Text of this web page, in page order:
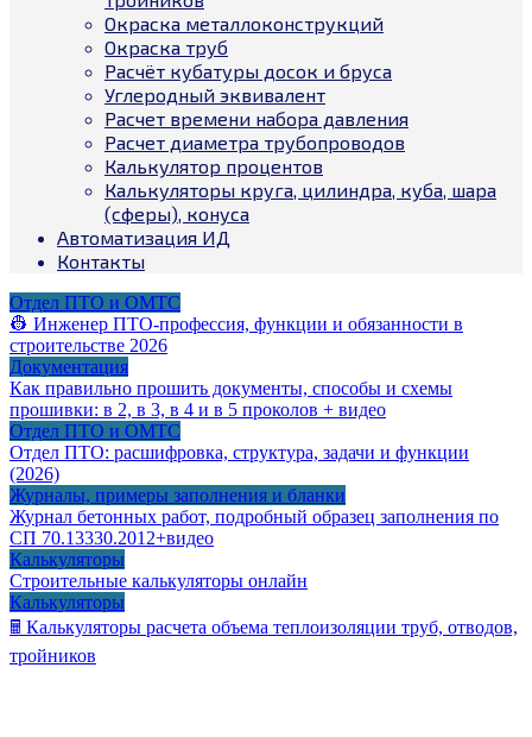
Окраска металлоконструкций
Окраска труб
Расчёт кубатуры досок и бруса
Углеродный эквивалент
Расчет времени набора давления
Расчет диаметра трубопроводов
Калькулятор процентов
Калькуляторы круга, цилиндра, куба, шара
(сферы), конуса
Автоматизация ИД
Контакты
Отдел ПТО и ОМТС
👷 Инженер ПТО-профессия, функции и обязанности в
строительстве 2026
Документация
Как правильно прошить документы, способы и схемы
прошивки: в 2, в 3, в 4 и в 5 проколов + видео
Отдел ПТО и ОМТС
Отдел ПТО: расшифровка, структура, задачи и функции
(2026)
Журналы, примеры заполнения и бланки
Журнал бетонных работ, подробный образец заполнения по
СП 70.13330.2012+видео
Калькуляторы
Строительные калькуляторы онлайн
Калькуляторы
🖩 Калькуляторы расчета объема теплоизоляции труб, отводов,
тройников